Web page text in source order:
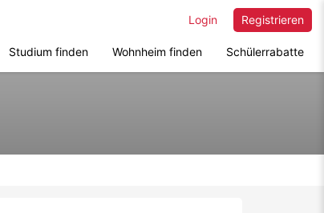
Registrieren
Login
Studium finden Wohnheim finden Schülerrabatte